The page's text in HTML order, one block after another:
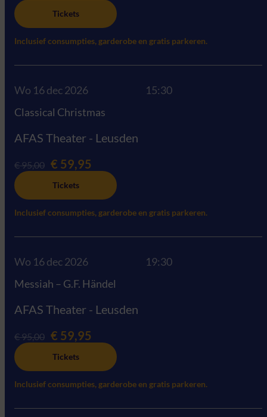
Tickets
Inclusief consumpties, garderobe en gratis parkeren.
Wo 16 dec 2026
15:30
Classical Christmas
AFAS Theater - Leusden
€ 95,00 € 59,95
Tickets
Inclusief consumpties, garderobe en gratis parkeren.
Wo 16 dec 2026
19:30
Messiah – G.F. Händel
AFAS Theater - Leusden
€ 95,00 € 59,95
Tickets
Inclusief consumpties, garderobe en gratis parkeren.